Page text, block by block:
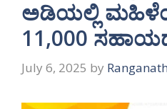
ಅಡಿಯಲ್ಲಿ
11,000
July 6, 2025 by Ranganath